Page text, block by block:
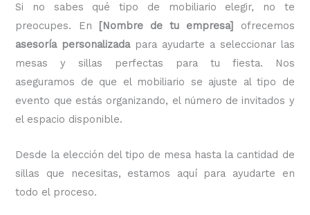
Si no sabes qué tipo de mobiliario elegir, no te
preocupes. En
[Nombre de tu empresa]
ofrecemos
asesoría personalizadapara ayudarte a seleccionar las
mesas y sillas perfectas para tu fiesta. Nos
aseguramos de que el mobiliario se ajuste al tipo de
evento que estás organizando, el número de invitados y
el espacio disponible.
Desde la elección del tipo de mesa hasta la cantidad de
sillas que necesitas, estamos aquí para ayudarte en
todo el proceso.